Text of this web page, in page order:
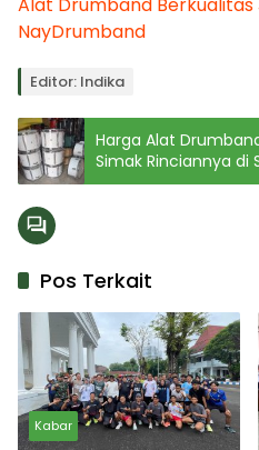
Alat Drumband Berkualitas
NayDrumband
Editor: Indika
Harga Alat
Simak Rinciannya di
Pos Terkait
Kabar